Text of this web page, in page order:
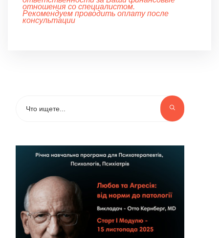
отношения со специалистом.
Рекомендуем проводить оплату после
консультации